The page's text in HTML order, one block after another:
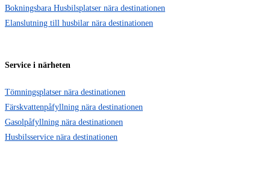
Bokningsbara Husbilsplatser nära destinationen
Elanslutning till husbilar nära destinationen
Service i närheten
Tömningsplatser nära destinationen
Färskvattenpåfyllning nära destinationen
Gasolpåfyllning nära destinationen
Husbilsservice nära destinationen